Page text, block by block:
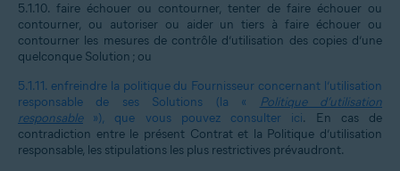
5.1.10. faire échouer ou contourner, tenter de faire échouer ou
contourner, ou autoriser ou aider un tiers à faire échouer ou
contourner les mesures de contrôle d’utilisation des copies d’une
quelconque Solution ; ou
5.1.11. enfreindre la politique du Fournisseur concernant l’utilisation
responsable de ses Solutions (la « Politique d’utilisation
responsable»), que vous pouvez consulter ici. En cas de
contradiction entre le présent Contrat et la Politique d’utilisation
responsable, les stipulations les plus restrictives prévaudront.